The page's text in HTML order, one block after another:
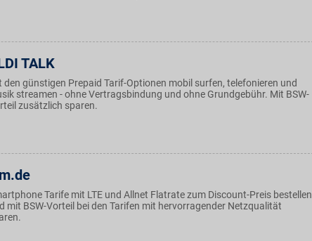
TALK
den günstigen Prepaid Tarif-Optionen mobil surfen, telefonieren und
streamen - ohne Vertragsbindung und ohne Grundgebühr. Mit BSW-
zusätzlich sparen.
Tarife mit LTE und Allnet Flatrate zum Discount-Preis bestellen
mit BSW-Vorteil bei den Tarifen mit hervorragender Netzqualität